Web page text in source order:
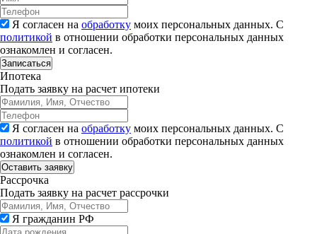
Я согласен на обработку моих персональных данных. С
политикой в отношении обработки персональных данных
ознакомлен и согласен.
Записаться
Ипотека
Подать заявку на расчет ипотеки
Я согласен на обработку моих персональных данных. С
политикой в отношении обработки персональных данных
ознакомлен и согласен.
Рассрочка
Подать заявку на расчет рассрочки
Я гражданин РФ